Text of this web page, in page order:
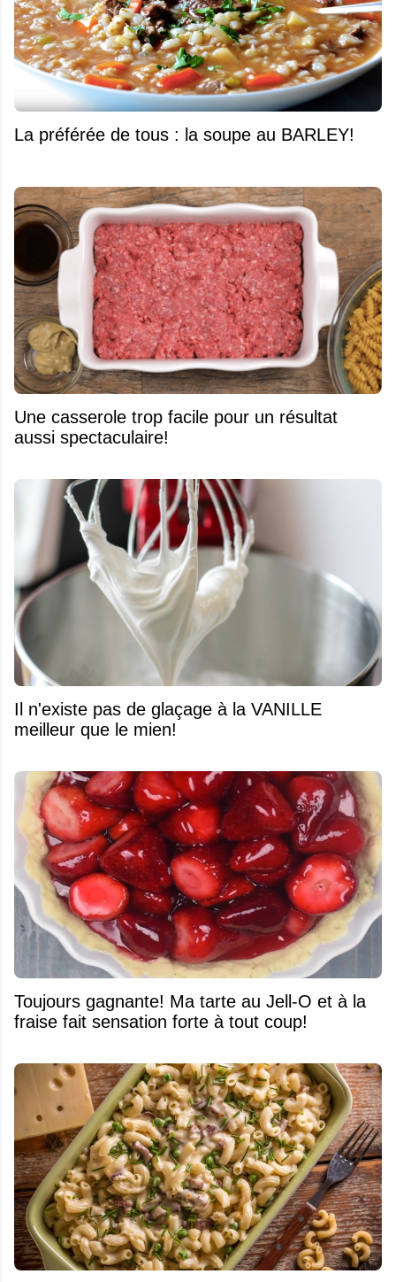
La préférée de tous : la soupe au BARLEY!
Une casserole trop facile pour un résultat
aussi spectaculaire!
Il n'existe pas de glaçage à la VANILLE
meilleur que le mien!
Toujours gagnante! Ma tarte au Jell-O et à la
fraise fait sensation forte à tout coup!